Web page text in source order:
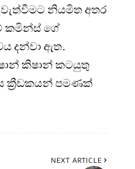
නියමිත අතර
කමින්ස් ගේ
දන්වා ඇත.
කිෂාන් කටයුතු
ක්‍රීඩකයන් පමණක්
NEXT ARTICLE